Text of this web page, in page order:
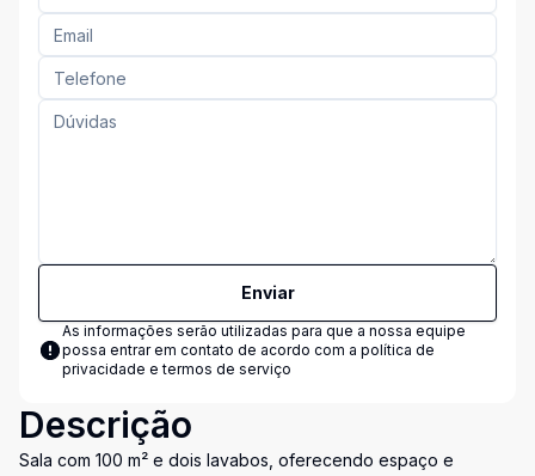
Enviar
As informações serão utilizadas para que a nossa equipe
possa entrar em contato de acordo com a política de
privacidade e termos de serviço
Descrição
Sala com 100 m² e dois lavabos, oferecendo espaço e